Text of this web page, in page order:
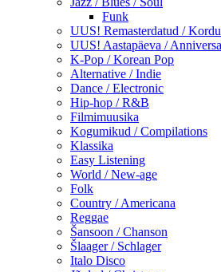
Funk
UUS! Remasterdatud /
UUS! Aastapäeva /
K-Pop / Korean Pop
Alternative / Indie
Dance / Electronic
Hip-hop / R&B
Filmimuusika
Kogumikud / Compilations
Klassika
Easy Listening
World / New-age
Folk
Country / Americana
Reggae
Šansoon / Chanson
Šlaager / Schlager
Italo Disco